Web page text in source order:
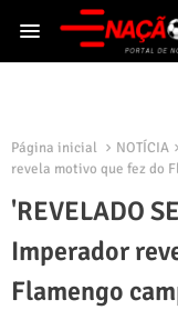
Página inicial NOTÍCIA
revela motivo que fez do
'REVELADO
Imperador
Flamengo